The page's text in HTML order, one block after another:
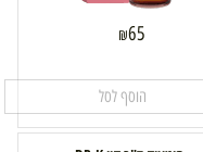
₪65
הוסף לסל